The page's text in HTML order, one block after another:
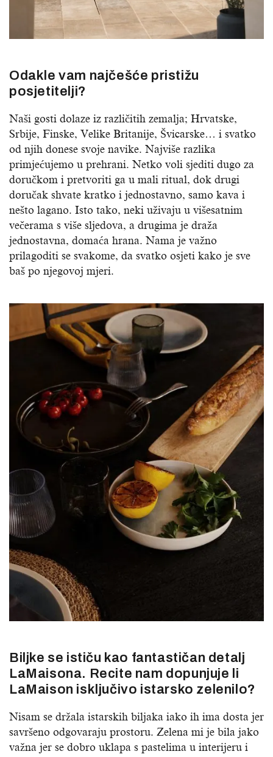
Odakle vam najčešće pristižu
posjetitelji?
Naši gosti dolaze iz različitih zemalja; Hrvatske,
Srbije, Finske, Velike Britanije, Švicarske… i svatko
od njih donese svoje navike. Najviše razlika
primjećujemo u prehrani. Netko voli sjediti dugo za
doručkom i pretvoriti ga u mali ritual, dok drugi
doručak shvate kratko i jednostavno, samo kava i
nešto lagano. Isto tako, neki uživaju u višesatnim
večerama s više sljedova, a drugima je draža
jednostavna, domaća hrana. Nama je važno
prilagoditi se svakome, da svatko osjeti kako je sve
baš po njegovoj mjeri.
Biljke se ističu kao fantastičan detalj
LaMaisona. Recite nam dopunjuje li
LaMaison isključivo istarsko zelenilo?
Nisam se držala istarskih biljaka iako ih ima dosta jer
savršeno odgovaraju prostoru. Zelena mi je bila jako
važna jer se dobro uklapa s pastelima u interijeru i